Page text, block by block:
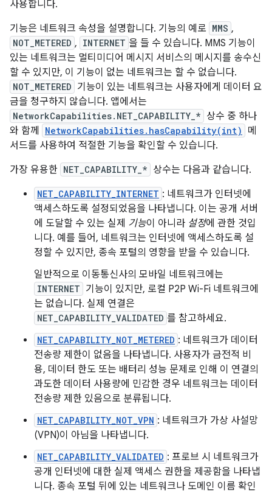
사용합니다.
기능은 네트워크 속성을 설명합니다. 기능의 예로 MMS ,
NOT_METERED , INTERNET 을 들 수 있습니다. MMS 기능이
있는 네트워크는 멀티미디어 메시지 서비스의 메시지를 송수신
할 수 있지만, 이 기능이 없는 네트워크는 할 수 없습니다.
NOT_METERED 기능이 있는 네트워크는 사용자에게 데이터 요
금을 청구하지 않습니다. 앱에서는
NetworkCapabilities.NET_CAPABILITY_* 상수 중 하나
와 함께
NetworkCapabilities.hasCapability(int)
메
서드를 사용하여 적절한 기능을 확인할 수 있습니다.
가장 유용한 NET_CAPABILITY_* 상수는 다음과 같습니다.
NET_CAPABILITY_INTERNET : 네트워크가 인터넷에
액세스하도록 설정되었음을 나타냅니다. 이는 공개 서버
에 도달할 수 있는 실제 기능이 아니라 설정에 관한 것입
니다. 예를 들어, 네트워크는 인터넷에 액세스하도록 설
정할 수 있지만, 종속 포털의 영향을 받을 수 있습니다.
일반적으로 이동통신사의 모바일 네트워크에는
INTERNET 기능이 있지만, 로컬 P2P Wi-Fi 네트워크에
는 없습니다. 실제 연결은
NET_CAPABILITY_VALIDATED 를 참고하세요.
NET_CAPABILITY_NOT_METERED : 네트워크가 데이터
전송량 제한이 없음을 나타냅니다. 사용자가 금전적 비
용, 데이터 한도 또는 배터리 성능 문제로 인해 이 연결의
과도한 데이터 사용량에 민감한 경우 네트워크는 데이터
전송량 제한 있음으로 분류됩니다.
NET_CAPABILITY_NOT_VPN : 네트워크가 가상 사설망
(VPN)이 아님을 나타냅니다.
NET_CAPABILITY_VALIDATED : 프로브 시 네트워크가
공개 인터넷에 대한 실제 액세스 권한을 제공함을 나타냅
니다. 종속 포털 뒤에 있는 네트워크나 도메인 이름 확인